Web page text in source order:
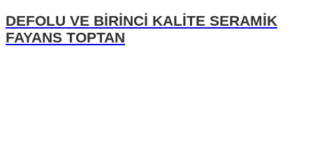
DEFOLU VE BİRİNCİ KALİTE SERAMİK
FAYANS TOPTAN